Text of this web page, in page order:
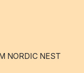
NORDIC NEST